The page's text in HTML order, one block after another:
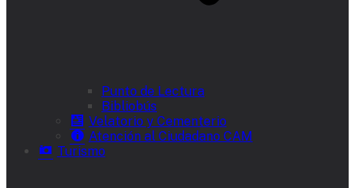
Punto de Lectura
Bibliobús
Velatorio y Cementerio
Atención al Ciudadano CAM
Turismo